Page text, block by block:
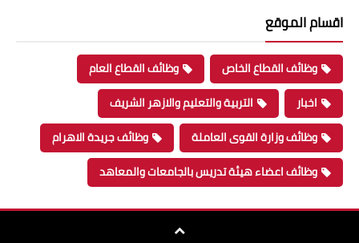
اقسام الموقع
وظائف القطاع الخاص
وظائف القطاع العام
اخبار
التربية والتعليم والازهر الشريف
وظائف وزارة القوى العاملة
وظائف جريدة الاهرام
وظائف اعضاء هيئة تدريس بالجامعات والمعاهد